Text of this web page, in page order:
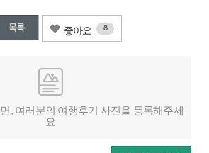
좋아요 8
, 여러분의 여행후기 사진을 등록해주세
요